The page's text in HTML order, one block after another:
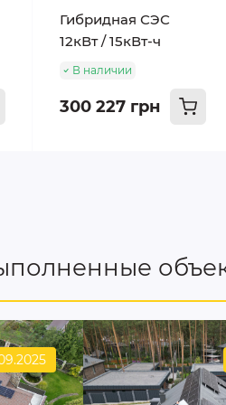
Гибридная СЭС
12кВт / 15кВт-ч
В наличии
300 227 грн